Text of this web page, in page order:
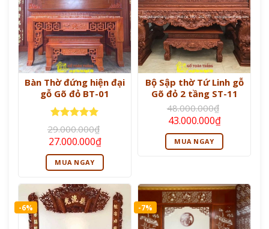
Bàn Thờ đứng hiện đại
gỗ Gõ đỏ BT-01
Được xếp
hạng55
sao
29.000.000₫
Giá
gốc
là:
29.000.000₫.
27.000.000₫Giá
hiện
tại
là:
27.000.000₫.
MUA NGAY
Bộ Sập thờ Tứ Linh gỗ
Gõ đỏ 2 tầng ST-11
48.000.000₫
Giá
gốc
là:
48.000.000₫.
43.000.000₫Giá
hiện
tại
là:
MUA NGAY
-6% -7%